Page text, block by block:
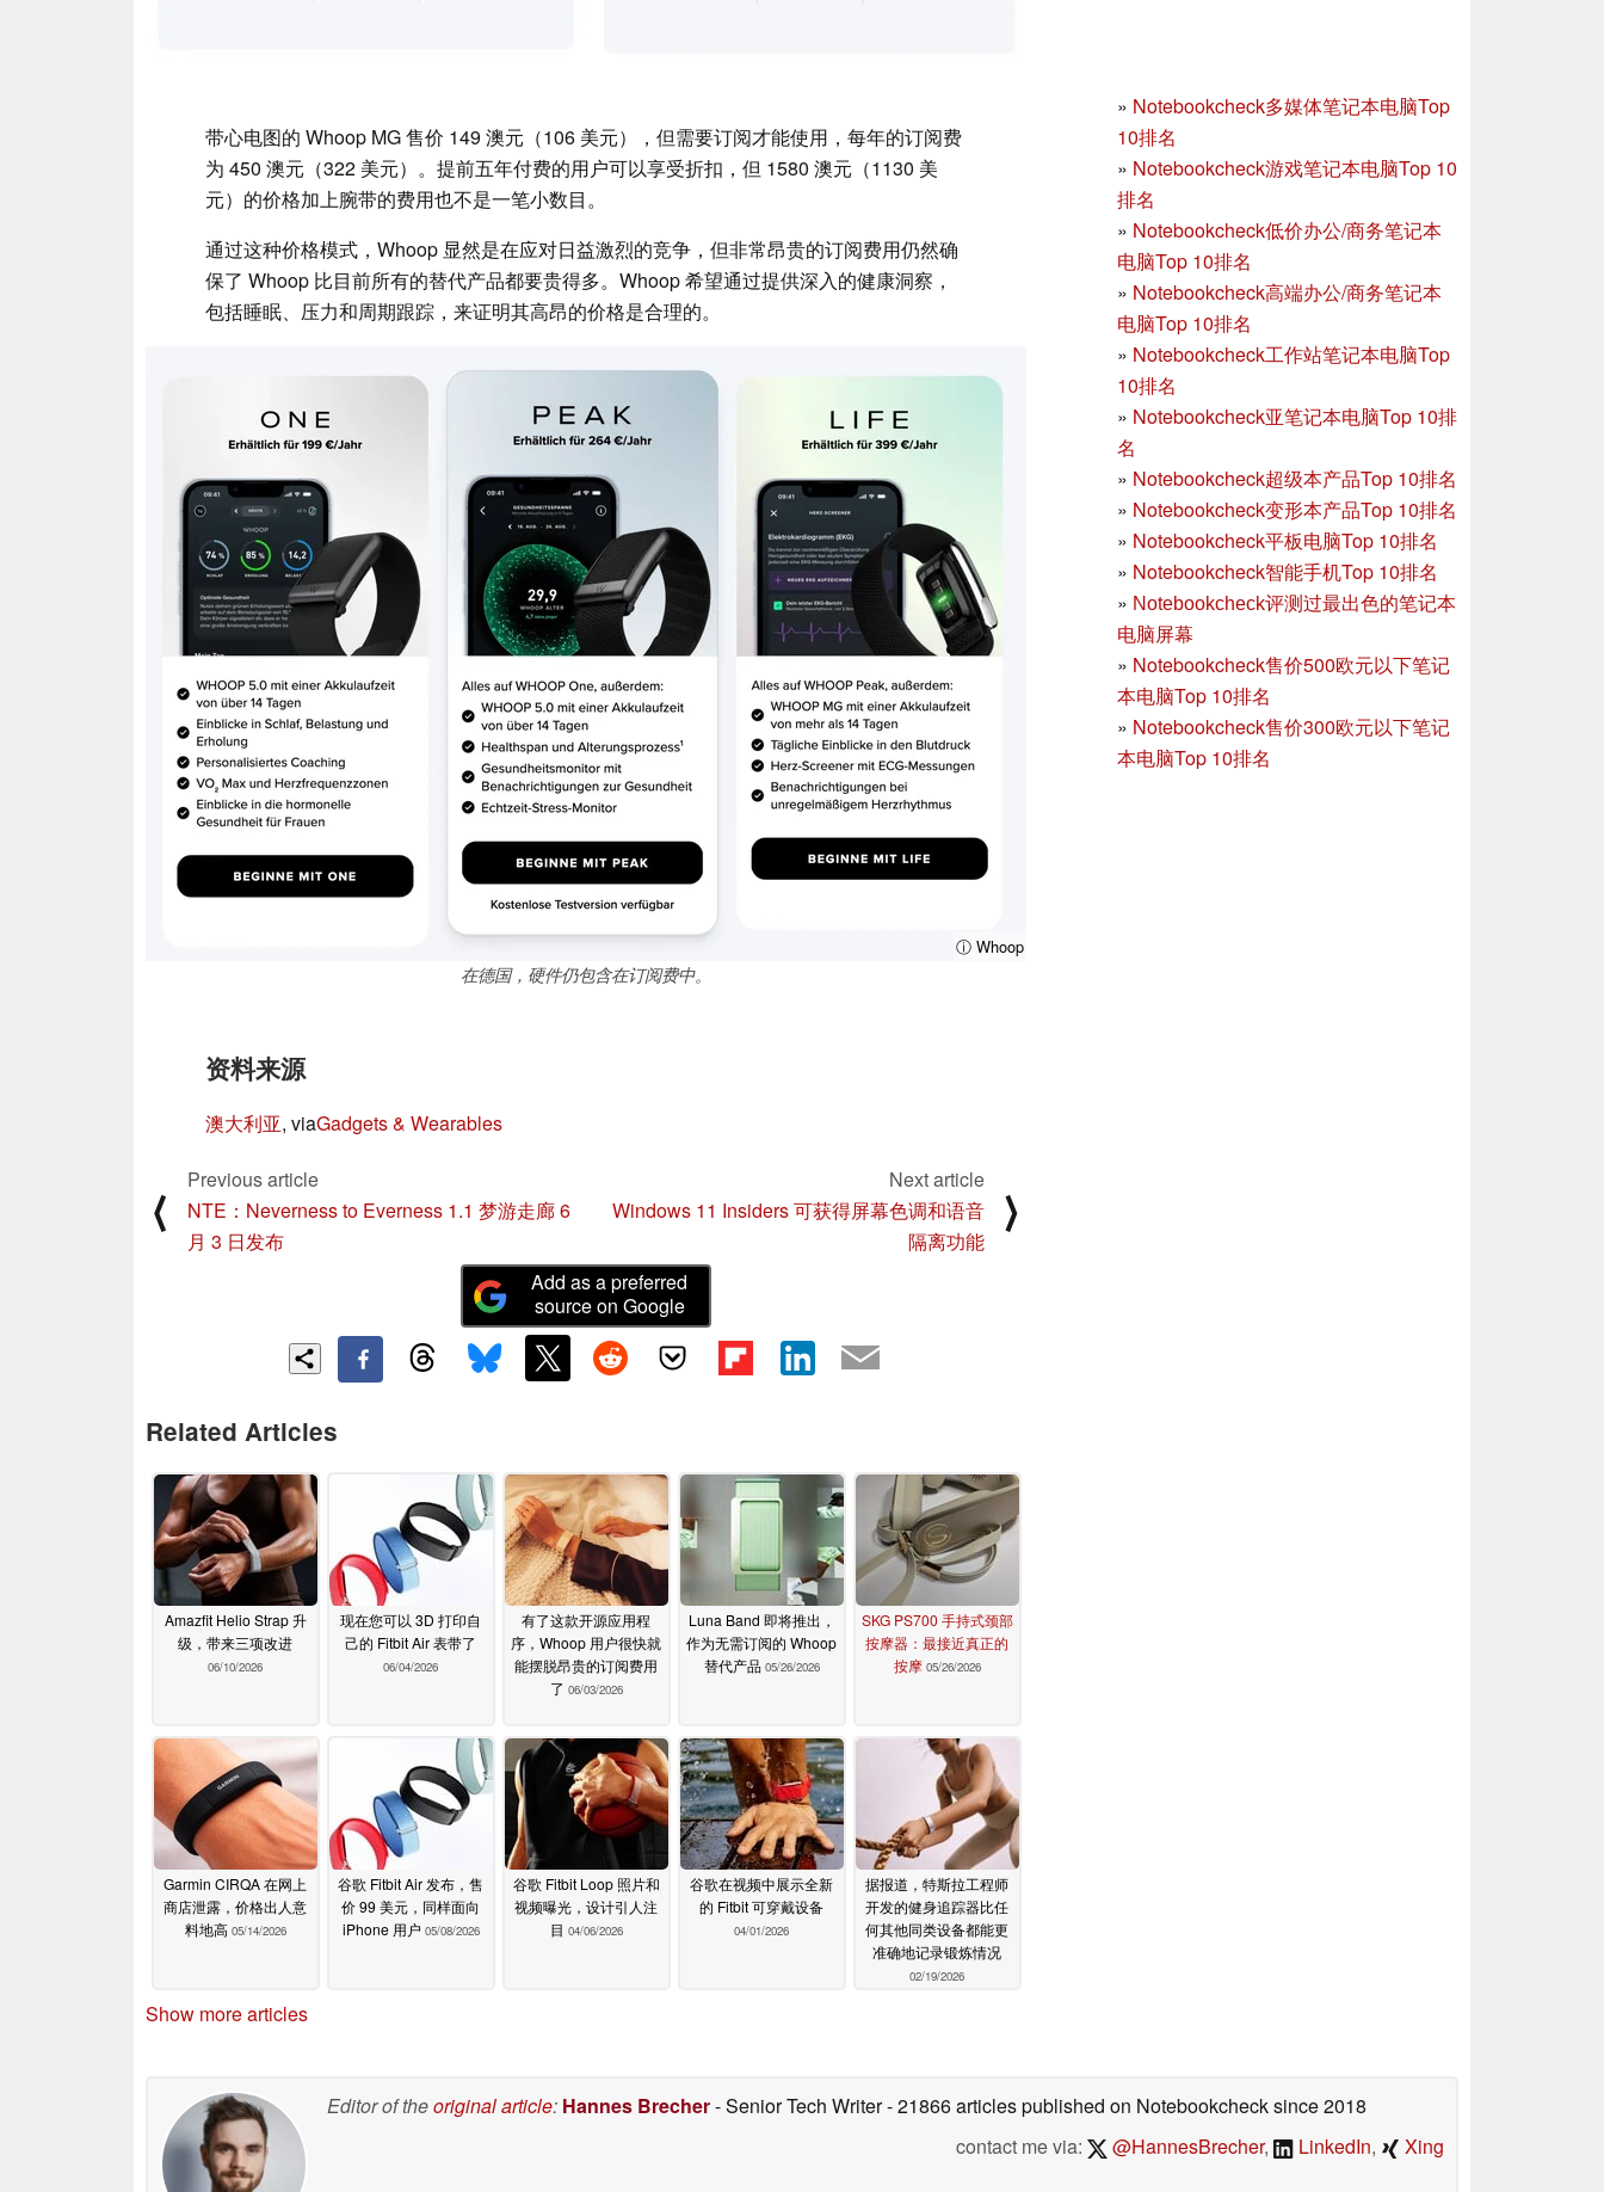
» Notebookcheck多媒体笔记本电脑Top
10排名
» Notebookcheck游戏笔记本电脑Top 10
排名
» Notebookcheck低价办公/商务笔记本
电脑Top 10排名
» Notebookcheck高端办公/商务笔记本
电脑Top 10排名
» Notebookcheck工作站笔记本电脑Top
10排名
» Notebookcheck亚笔记本电脑Top 10排
名
» Notebookcheck超级本产品Top 10排名
» Notebookcheck变形本产品Top 10排名
» Notebookcheck平板电脑Top 10排名
» Notebookcheck智能手机Top 10排名
» Notebookcheck评测过最出色的笔记本
电脑屏幕
» Notebookcheck售价500欧元以下笔记
本电脑Top 10排名
» Notebookcheck售价300欧元以下笔记
本电脑Top 10排名
带心电图的 Whoop MG 售价 149 澳元（106 美元），但需要订阅才能使用，每年的订阅费
为 450 澳元（322 美元）。提前五年付费的用户可以享受折扣，但 1580 澳元（1130 美
元）的价格加上腕带的费用也不是一笔小数目。
通过这种价格模式，Whoop 显然是在应对日益激烈的竞争，但非常昂贵的订阅费用仍然确
保了 Whoop 比目前所有的替代产品都要贵得多。Whoop 希望通过提供深入的健康洞察，
包括睡眠、压力和周期跟踪，来证明其高昂的价格是合理的。
ⓘ Whoop
在德国，硬件仍包含在订阅费中。
资料来源
澳大利亚, viaGadgets & Wearables
⟨
Previous article
NTE：Neverness to Everness 1.1 梦游走廊 6
月 3 日发布
Next article
Windows 11 Insiders 可获得屏幕色调和语音
隔离功能
⟩
Add as a preferred
source on Google
Related Articles
Amazfit Helio Strap 升
级，带来三项改进
06/10/2026
现在您可以 3D 打印自
己的 Fitbit Air 表带了
06/04/2026
有了这款开源应用程
序，Whoop 用户很快就
能摆脱昂贵的订阅费用
了 06/03/2026
Luna Band 即将推出，
作为无需订阅的 Whoop
替代产品 05/26/2026
SKG PS700 手持式颈部
按摩器：最接近真正的
按摩 05/26/2026
Garmin CIRQA 在网上
商店泄露，价格出人意
料地高 05/14/2026
谷歌 Fitbit Air 发布，售
价 99 美元，同样面向
iPhone 用户 05/08/2026
谷歌 Fitbit Loop 照片和
视频曝光，设计引人注
目 04/06/2026
谷歌在视频中展示全新
的 Fitbit 可穿戴设备
04/01/2026
据报道，特斯拉工程师
开发的健身追踪器比任
何其他同类设备都能更
准确地记录锻炼情况
02/19/2026
Show more articles
Editor of theoriginal article: Hannes Brecher- Senior Tech Writer- 21866 articles published on Notebookchecksince 2018
contact me via:
@HannesBrecher, LinkedIn, Xing